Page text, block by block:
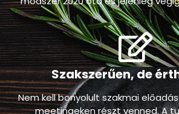
diétás módszert ami Amerikában
módszer 2020 óta és jelenleg
Szakszerűen, de